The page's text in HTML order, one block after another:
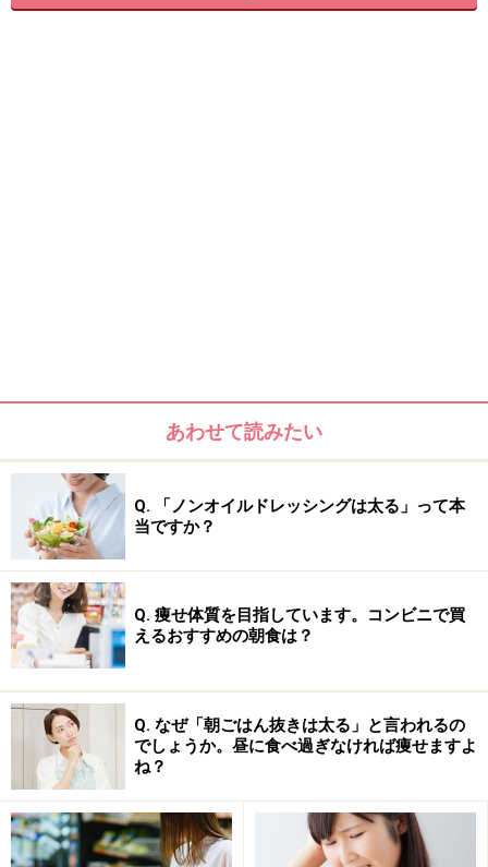
「朝生姜ダイエット」でカラダを燃焼体質に
体が冷えてると、脂肪燃焼しにくい体質になります。こ
れが、冬に太りやすい理由の一つです。朝に生姜を取り
入れる簡単新習慣で、燃焼体質に変える方法を実践して
みましょう！
リンク： 朝のダイエット新習慣でカラダを燃焼体質にする方法 [食事ダイエット] All About
執筆ガイド 阿部 エリナ
あわせて読みたい
Q. 「ノンオイルドレッシングは太る」って本
当ですか？
Q. 痩せ体質を目指しています。コンビニで買
えるおすすめの朝食は？
Q. なぜ「朝ごはん抜きは太る」と言われるの
でしょうか。昼に食べ過ぎなければ痩せますよ
ね？